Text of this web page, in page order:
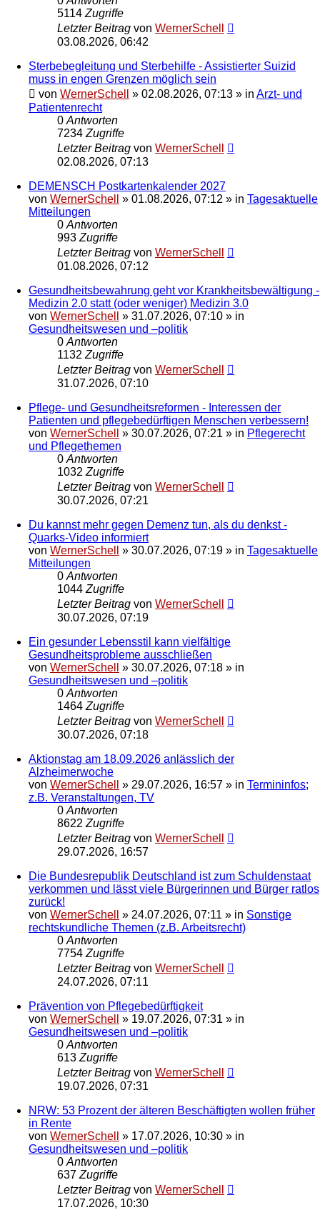
5114 Zugriffe
Letzter Beitrag von WernerSchell
03.08.2026, 06:42
Sterbebegleitung und Sterbehilfe - Assistierter Suizid
muss in engen Grenzen möglich sein
von WernerSchell » 02.08.2026, 07:13 » in Arzt- und
Patientenrecht
0 Antworten
7234 Zugriffe
Letzter Beitrag von WernerSchell
02.08.2026, 07:13
DEMENSCH Postkartenkalender 2027
von WernerSchell » 01.08.2026, 07:12 » in Tagesaktuelle
Mitteilungen
0 Antworten
993 Zugriffe
Letzter Beitrag von WernerSchell
01.08.2026, 07:12
Gesundheitsbewahrung geht vor Krankheitsbewältigung -
Medizin 2.0 statt (oder weniger) Medizin 3.0
von WernerSchell » 31.07.2026, 07:10 » in
Gesundheitswesen und –politik
0 Antworten
1132 Zugriffe
Letzter Beitrag von WernerSchell
31.07.2026, 07:10
Pflege- und Gesundheitsreformen - Interessen der
Patienten und pflegebedürftigen Menschen verbessern!
von WernerSchell » 30.07.2026, 07:21 » in Pflegerecht
und Pflegethemen
0 Antworten
1032 Zugriffe
Letzter Beitrag von WernerSchell
30.07.2026, 07:21
Du kannst mehr gegen Demenz tun, als du denkst -
Quarks-Video informiert
von WernerSchell » 30.07.2026, 07:19 » in Tagesaktuelle
Mitteilungen
0 Antworten
1044 Zugriffe
Letzter Beitrag von WernerSchell
30.07.2026, 07:19
Ein gesunder Lebensstil kann vielfältige
Gesundheitsprobleme ausschließen
von WernerSchell » 30.07.2026, 07:18 » in
Gesundheitswesen und –politik
0 Antworten
1464 Zugriffe
Letzter Beitrag von WernerSchell
30.07.2026, 07:18
Aktionstag am 18.09.2026 anlässlich der
Alzheimerwoche
von WernerSchell » 29.07.2026, 16:57 » in Termininfos;
z.B. Veranstaltungen, TV
0 Antworten
8622 Zugriffe
Letzter Beitrag von WernerSchell
29.07.2026, 16:57
Die Bundesrepublik Deutschland ist zum Schuldenstaat
verkommen und lässt viele Bürgerinnen und Bürger ratlos
zurück!
von WernerSchell » 24.07.2026, 07:11 » in Sonstige
rechtskundliche Themen (z.B. Arbeitsrecht)
0 Antworten
7754 Zugriffe
Letzter Beitrag von WernerSchell
24.07.2026, 07:11
Prävention von Pflegebedürftigkeit
von WernerSchell » 19.07.2026, 07:31 » in
Gesundheitswesen und –politik
0 Antworten
613 Zugriffe
Letzter Beitrag von WernerSchell
19.07.2026, 07:31
NRW: 53 Prozent der älteren Beschäftigten wollen früher
in Rente
von WernerSchell » 17.07.2026, 10:30 » in
Gesundheitswesen und –politik
0 Antworten
637 Zugriffe
Letzter Beitrag von WernerSchell
17.07.2026, 10:30